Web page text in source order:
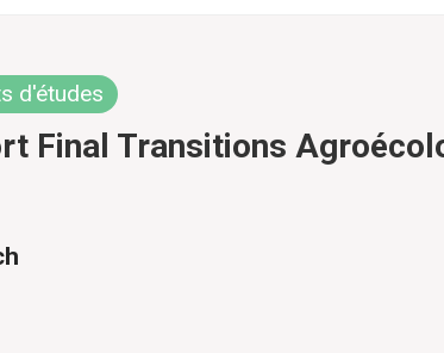
d'études
Final Transitions